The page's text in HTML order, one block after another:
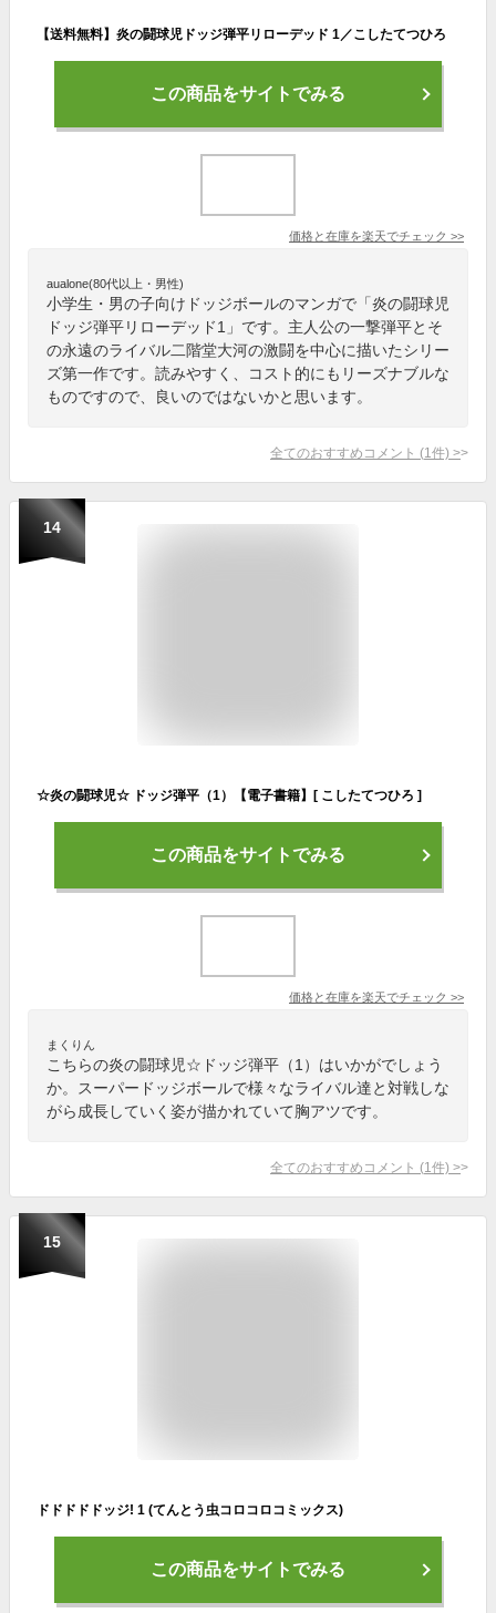
【送料無料】炎の闘球児ドッジ弾平リローデッド 1／こしたてつひろ
この商品をサイトでみる
価格と在庫を楽天でチェック >>
aualone(80代以上・男性)
小学生・男の子向けドッジボールのマンガで「炎の闘球児
ドッジ弾平リローデッド1」です。主人公の一撃弾平とそ
の永遠のライバル二階堂大河の激闘を中心に描いたシリー
ズ第一作です。読みやすく、コスト的にもリーズナブルな
ものですので、良いのではないかと思います。
全てのおすすめコメント (1 件) >
14
☆炎の闘球児☆ ドッジ弾平（1）【電子書籍】[ こしたてつひろ ]
この商品をサイトでみる
価格と在庫を楽天でチェック >>
まくりん
こちらの炎の闘球児☆ドッジ弾平（1）はいかがでしょう
か。スーパードッジボールで様々なライバル達と対戦しな
がら成長していく姿が描かれていて胸アツです。
全てのおすすめコメント (1 件) >
15
ドドドドドッジ! 1 (てんとう虫コロコロコミックス)
この商品をサイトでみる